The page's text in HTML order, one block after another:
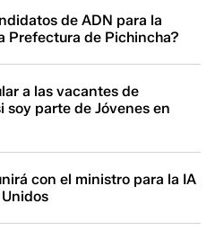
de ADN para la
Prefectura de Pichincha?
a las vacantes de
soy parte de Jóvenes en
con el ministro para la IA